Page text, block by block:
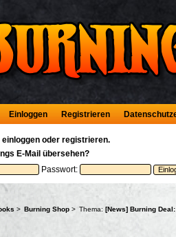
Einloggen Registrieren
einloggen oder registrieren.
E-Mail übersehen?
Passwort:
> Burning Shop> Thema: [News] Burning